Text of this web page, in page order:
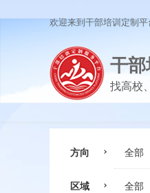
欢迎来到干部培训定制平
干
找高校
方向 全部
区域 全部